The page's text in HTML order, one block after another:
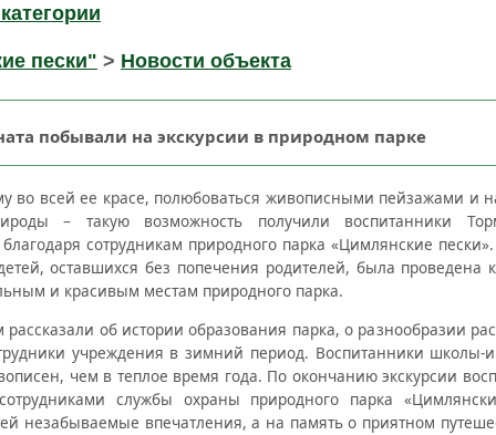
пески" > Новости объекта
побывали на экскурсии в природном парке
во всей ее красе, полюбоваться живописными пейзажами и
– такую возможность получили воспитанники
сотрудникам природного парка «Цимлянские
оставшихся без попечения родителей, была проведена
и красивым местам природного парка.
рассказали об истории образования парка, о разнообразии
учреждения в зимний период. Воспитанники школы-
чем в теплое время года. По окончанию экскурсии
службы охраны природного парка
незабываемые впечатления, а на память о приятном